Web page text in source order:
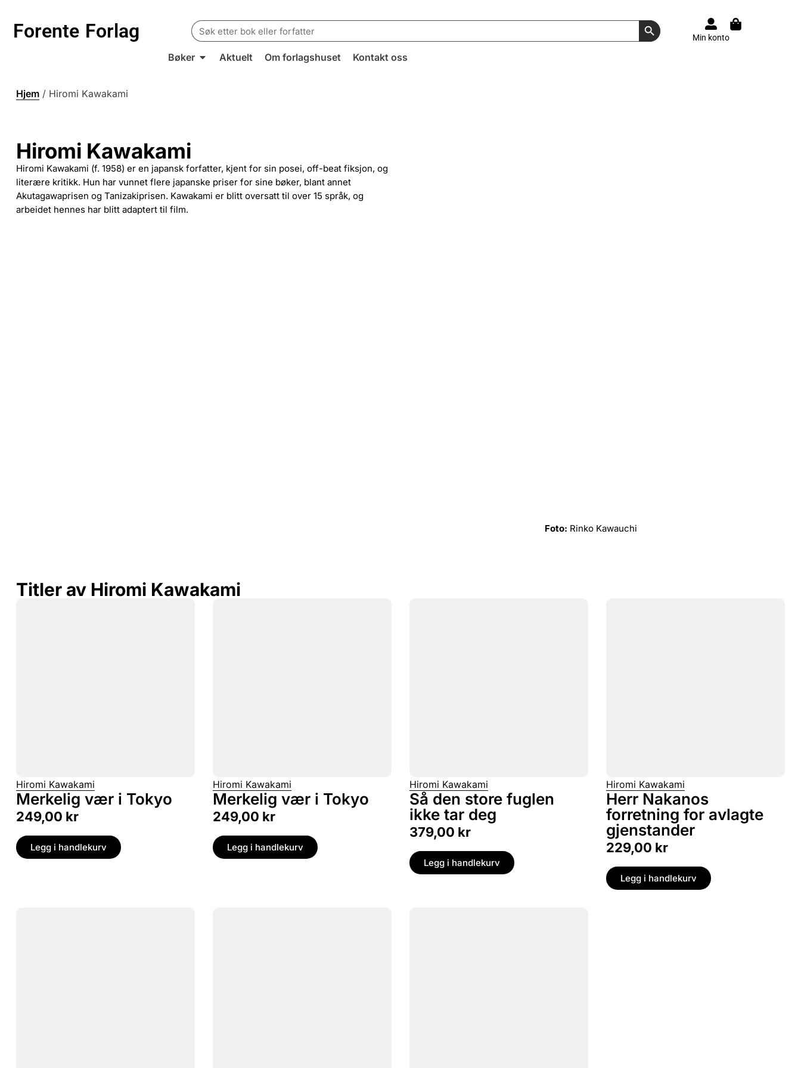
Forente Forlag
Search
for:
Search Button
Min konto
Bøker Aktuelt Om forlagshuset Kontakt oss
Hjem / Hiromi Kawakami
Hiromi Kawakami
Hiromi Kawakami (f. 1958) er en japansk forfatter, kjent for sin posei, off-beat fiksjon, og
literære kritikk. Hun har vunnet flere japanske priser for sine bøker, blant annet
Akutagawaprisen og Tanizakiprisen. Kawakami er blitt oversatt til over 15 språk, og
arbeidet hennes har blitt adaptert til film.
Foto: Rinko Kawauchi
Titler av Hiromi Kawakami
Hiromi Kawakami
Merkelig vær i Tokyo
249,00 kr
Legg i handlekurv
Hiromi Kawakami
Merkelig vær i Tokyo
249,00 kr
Legg i handlekurv
Hiromi Kawakami
Så den store fuglen
ikke tar deg
379,00 kr
Legg i handlekurv
Hiromi Kawakami
Herr Nakanos
forretning for avlagte
gjenstander
229,00 kr
Legg i handlekurv